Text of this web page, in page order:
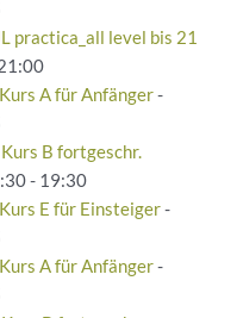
practica_all level bis 21
A für Anfänger-
B fortgeschr.
- 19:30
E für Einsteiger-
A für Anfänger-